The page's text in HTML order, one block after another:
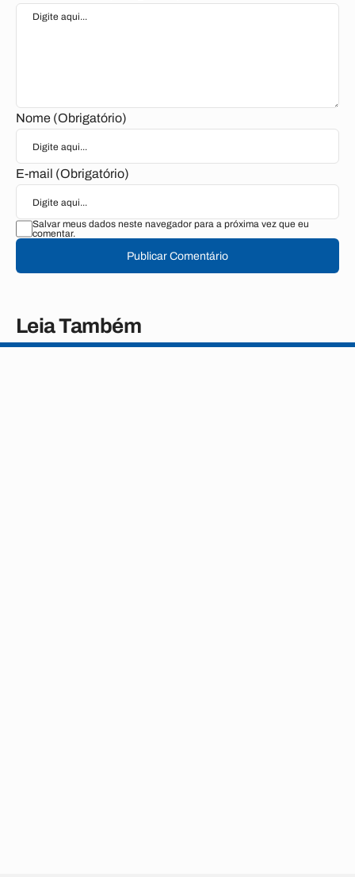
Nome (Obrigatório)
E-mail (Obrigatório)
Salvar meus dados neste navegador para a próxima vez que eu
comentar.
Publicar Comentário
Leia Também